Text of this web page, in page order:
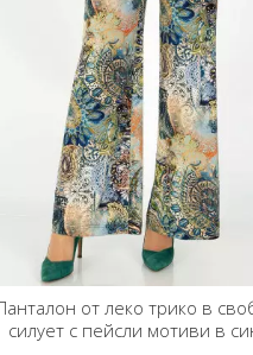
Пола в макси дължина от
жарсе в графичен принт на